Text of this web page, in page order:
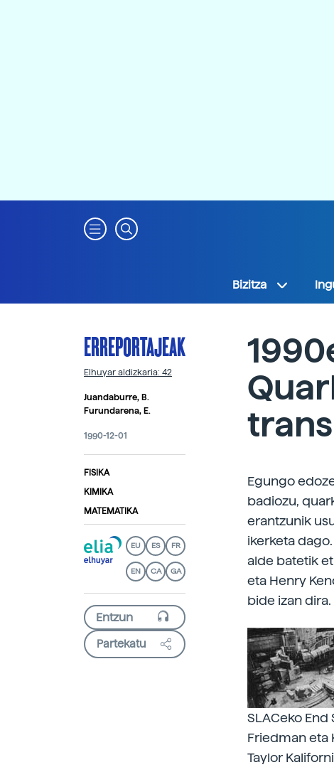
Bizitza
ERREPORTAJEAK
Elhuyar aldizkaria: 42
Juandaburre, B.
Furundarena, E.
1990-12-01
FISIKA
KIMIKA
MATEMATIKA
EU ES FR
EN CA GA
Partekatu
Egungo
badiozu,
erantzunik
ikerketa
alde batetik
eta Henry
bide izan dira.
SLACeko End
Friedman eta
Taylor